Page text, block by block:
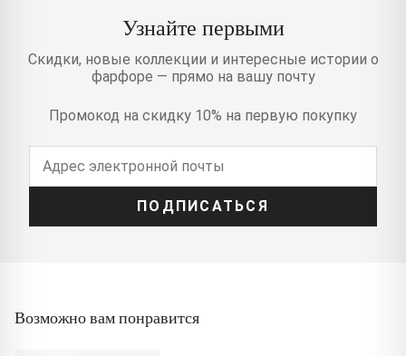
Узнайте первыми
Скидки, новые коллекции и интересные истории о
фарфоре — прямо на вашу почту
Промокод на скидку 10% на первую покупку
ПОДПИСАТЬСЯ
Возможно вам понравится